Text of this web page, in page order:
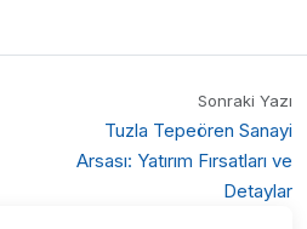
Sonraki Yazı
Tuzla Tepeören Sanayi
Arsası: Yatırım Fırsatları ve
Detaylar